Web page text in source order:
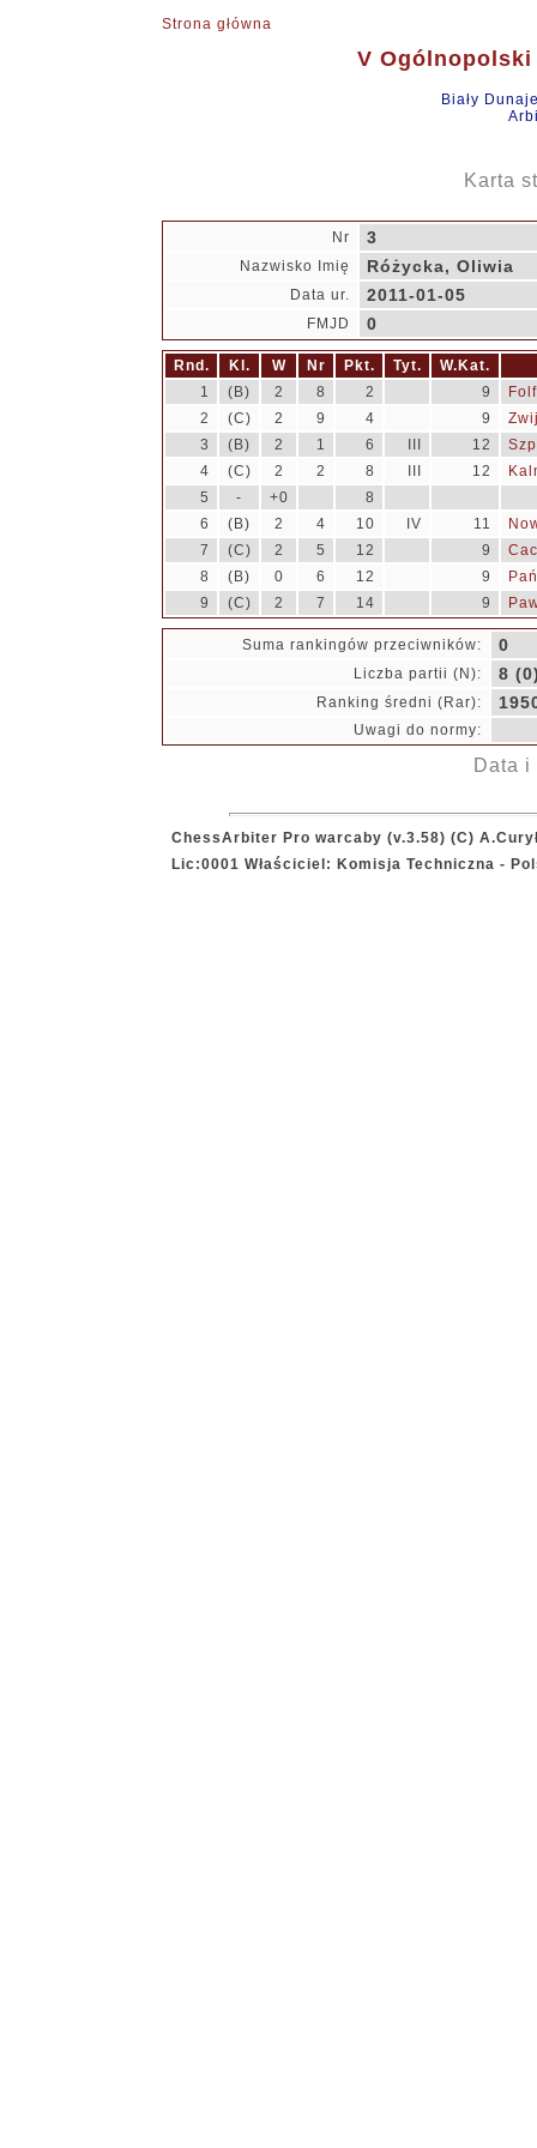
Strona główna
V
Biały
Karta
Nr 3
Nazwisko Imię Różycka, Oliwia
Data ur. 2011-01-05
FMJD 0
Rnd. Kl. W Nr Pkt. Tyt.
W.Kat.
1
(B) 2 8 2 9
2
(C) 2 9 4 9
3
(B) 2 1 6 12
4
(C) 2 2 8 12
5
- +0
8
6
(B) 2 4 10 IV 11
7
(C) 2 5 12 9
8
(B) 0 6 12 9
9
(C) 2 7 14 9
Suma rankingów przeciwników: 0
Liczba partii (N): 8
Ranking średni (Rar):
Uwagi do normy:
Data
ChessArbiter Pro warcaby (v.3.58) (C)
Lic:0001 Właściciel: Komisja Techniczna -